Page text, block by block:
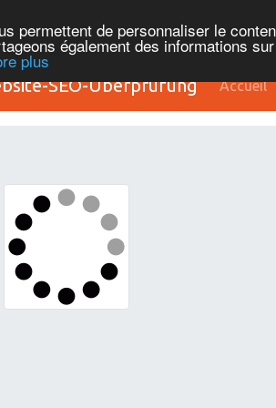
permettent de personnaliser le
également des informations
plus
SEO-Überprüfung Accueil